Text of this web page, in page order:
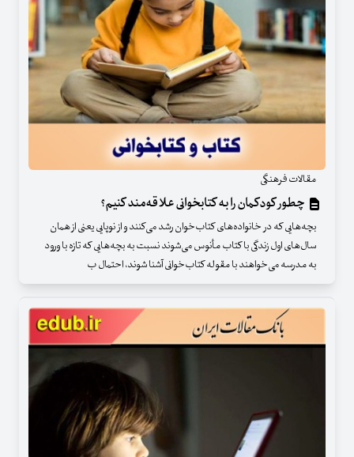
مقالات فرهنگی
چطور کودکمان را به کتابخوانی علاقه‌مند کنیم؟
بچه‌هایی که در خانواده‌های کتاب‌خوان رشد می‌کنند و از نوپایی یعنی از همان
سال‌های اول زندگی با کتاب مأنوس می‌شوند نسبت به بچه‌هایی که تازه با ورود
به مدرسه می‌خواهند با مقوله کتاب‌خوانی آشنا شوند، احتمال ب